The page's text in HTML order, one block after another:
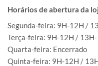
Horários de abertura da
Segunda-feira: 9H-12H /
Terça-feira: 9H-12H /
Quarta-feira: Encerrado
Quinta-feira: 9H-12H /